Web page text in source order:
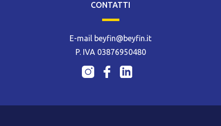
CONTATTI
E-mail beyfin@beyfin.it
P. IVA 03876950480